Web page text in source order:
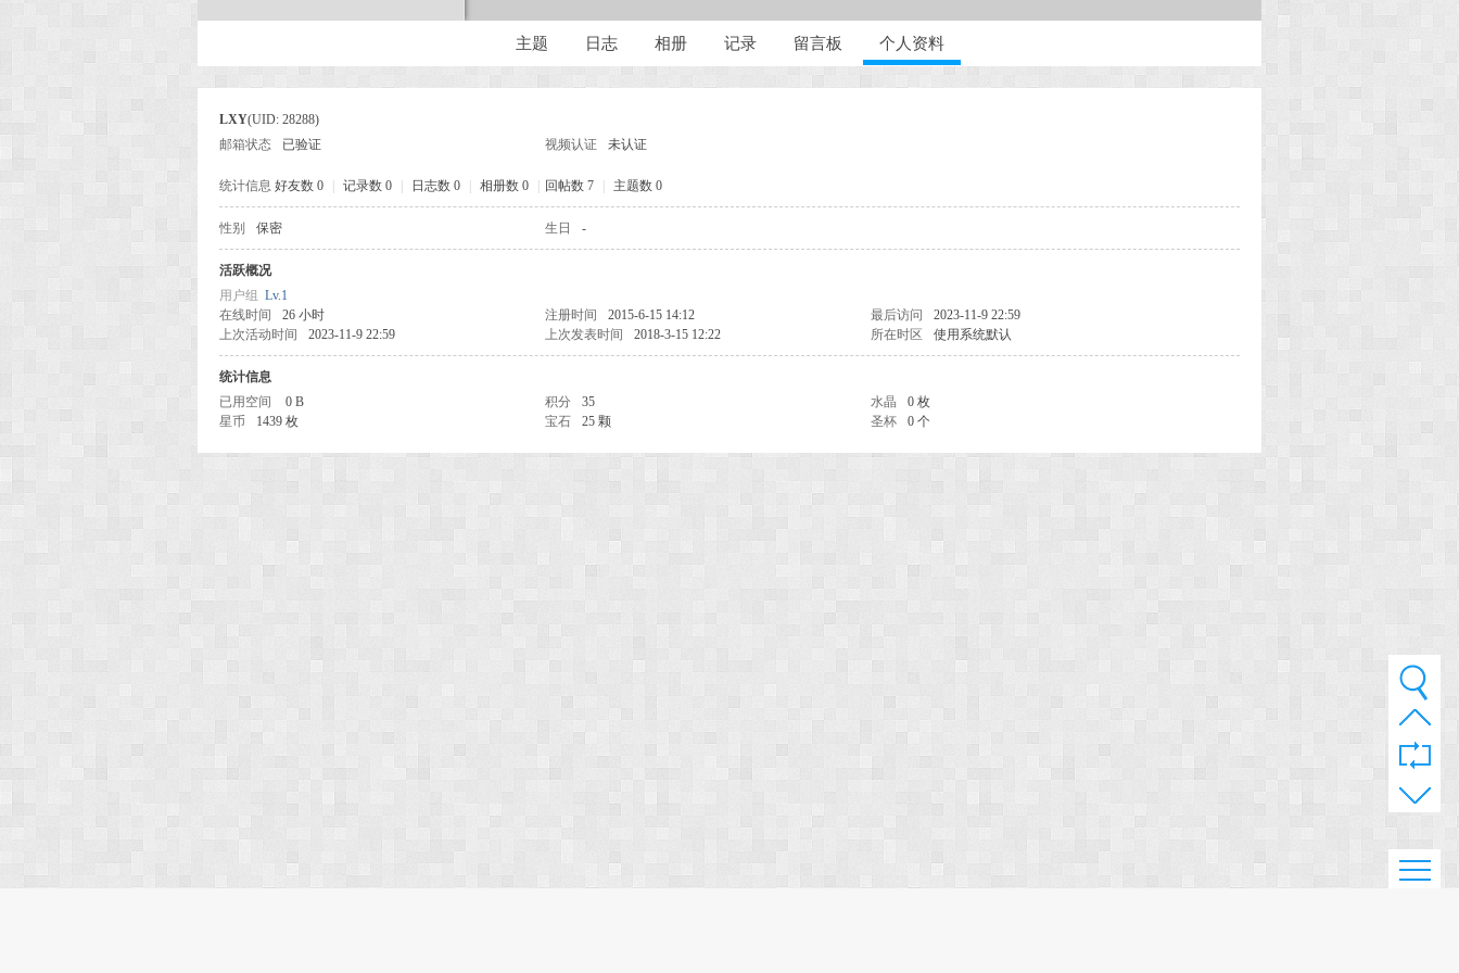
主题 日志 相册 记录 留言板 个人资料
LXY(UID: 28288)
邮箱状态
已验证 视频认证 未认证
统计信息 好友数 0 记录数 0 日志数 0 相册数 0 回帖数 7 主题数 0
性别 保密 生日 -
活跃概况
用户组 Lv.1
在线时间
26 小时 注册时间 2015-6-15 14:12 最后访问
2023-11-9 22:59
上次活动时间
2023-11-9 22:59 上次发表时间 2018-3-15 12:22 所在时区 使用系统默认
统计信息
已用空间
0 B 积分 35 水晶
0 枚
星币
1439 枚 宝石 25 颗 圣杯 0 个